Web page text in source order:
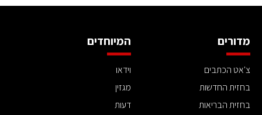
מדורים
צ'אט הכתבים
בחזית החדשות
בחזית הבריאות
המיוחדים
וידאו
מגזין
דעות